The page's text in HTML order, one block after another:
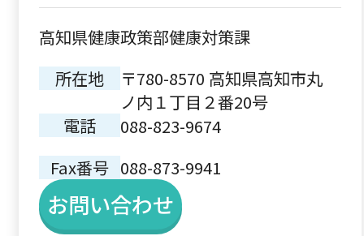
高知県健康政策部健康対策課
所在地
〒780-8570 高知県高知市丸
ノ内１丁目２番20号
電話
088-823-9674
Fax番号 088-873-9941
お問い合わせ